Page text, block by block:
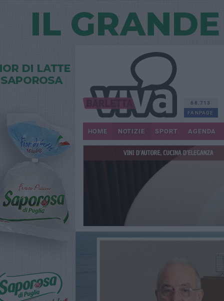
68.713
FANPAGE
HOME NOTIZIE SPORT AGENDA